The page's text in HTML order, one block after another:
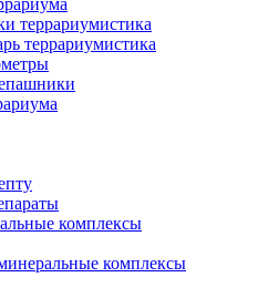
террариумистика
террариумистика
комплексы
комплексы